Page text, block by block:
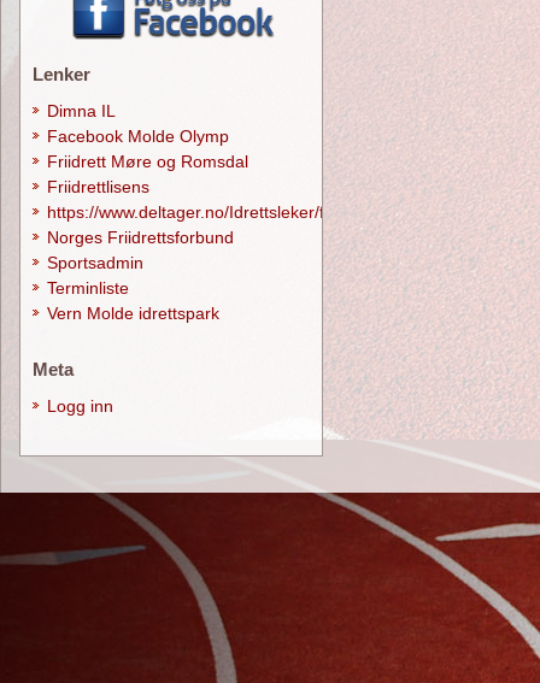
Lenker
Dimna IL
Facebook Molde Olymp
Friidrett Møre og Romsdal
Friidrettlisens
https://www.deltager.no/Idrettsleker/forside
Norges Friidrettsforbund
Sportsadmin
Terminliste
Vern Molde idrettspark
Meta
Logg inn